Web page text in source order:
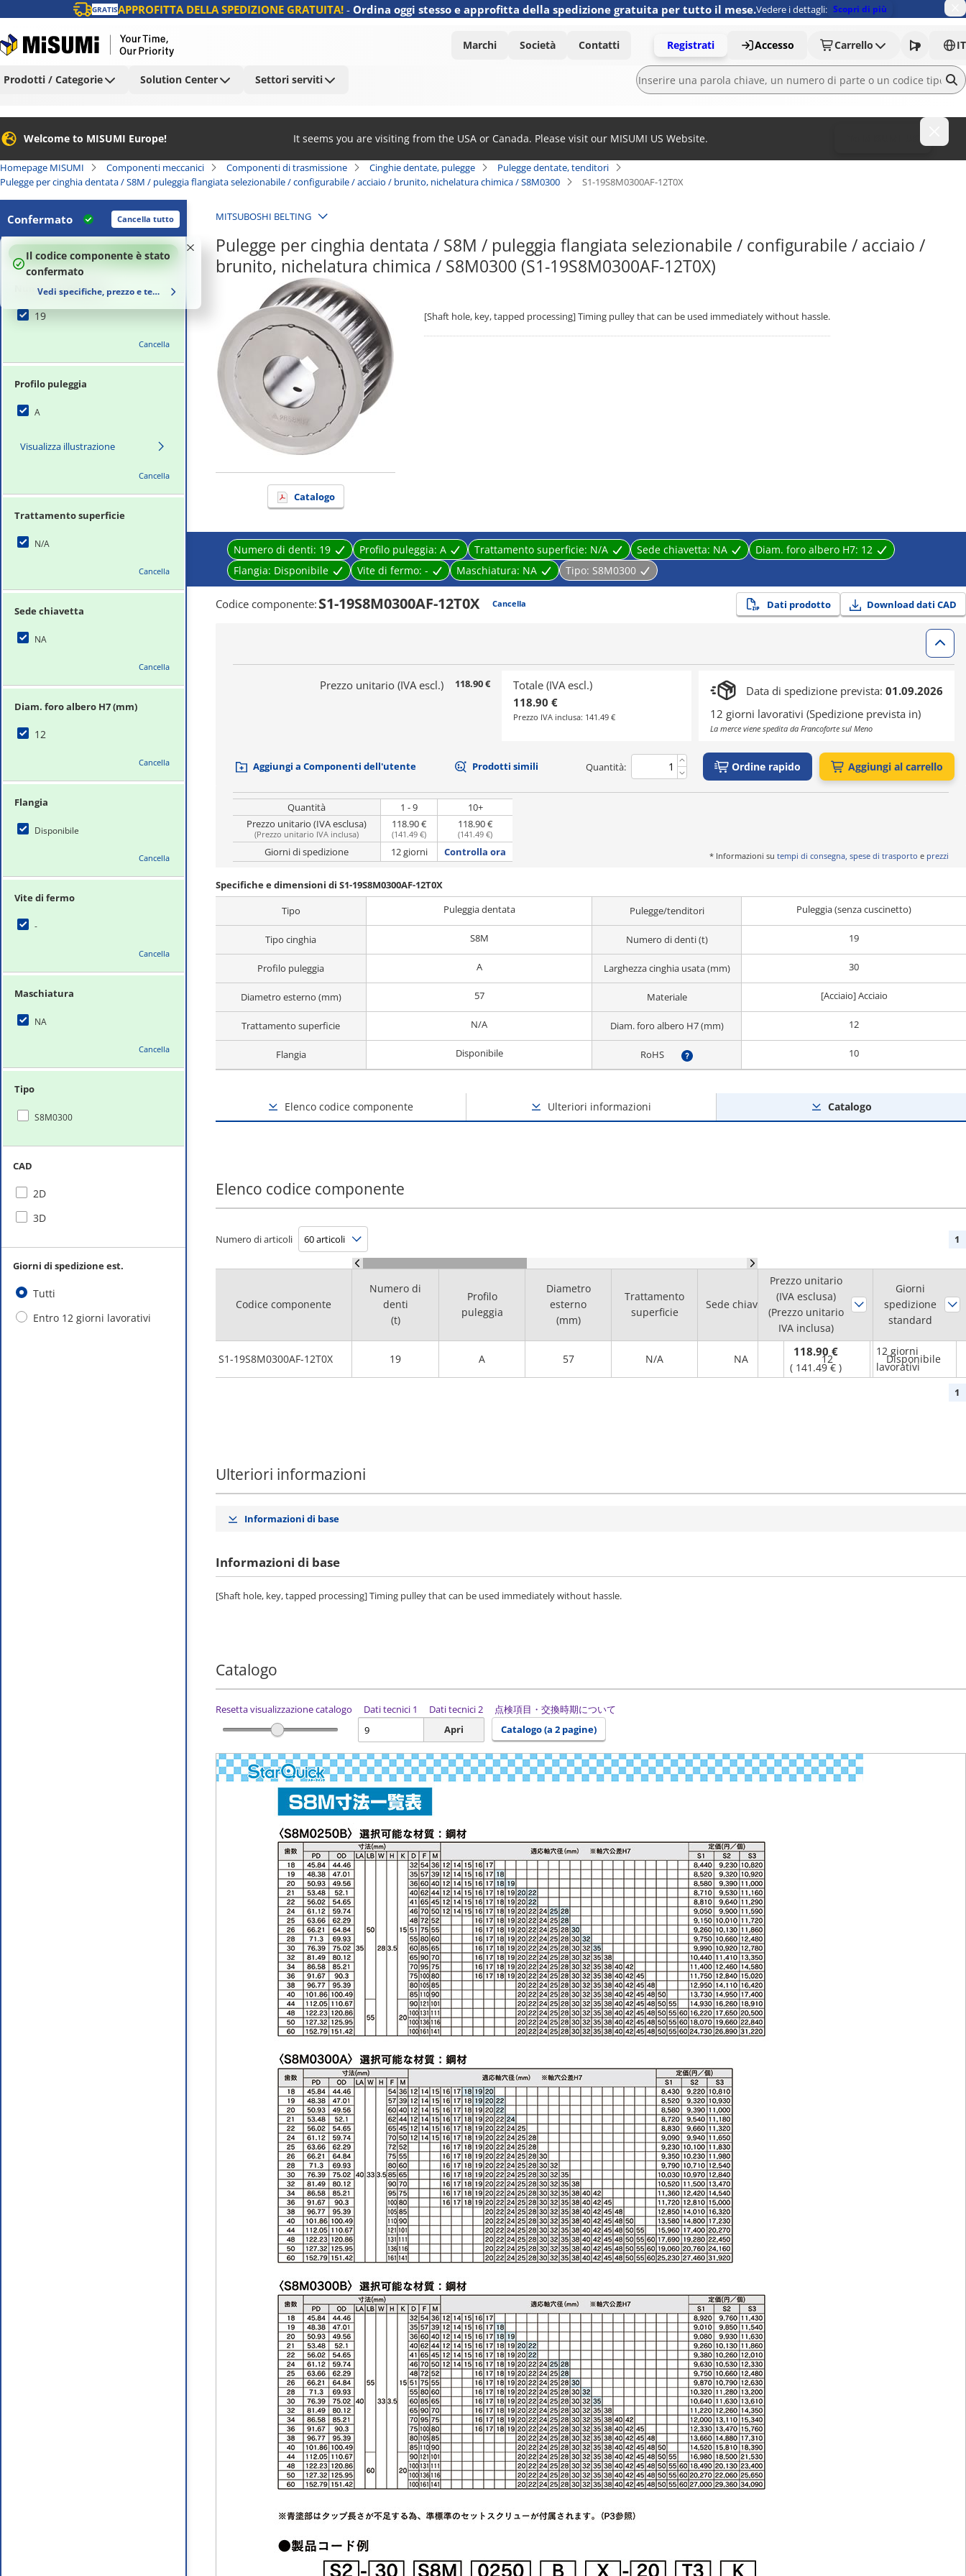
GRATISAPPROFITTA DELLA SPEDIZIONE GRATUITA! - Ordina oggi stesso e approfitta della spedizione gratuita per tutto il mese.Vedere i dettagli: Scopri di più
Marchi Società Contatti Registrati Accesso Carrello IT
Prodotti / Categorie Solution Center Settori serviti
Welcome to MISUMI Europe! It seems you are visiting from the USA or Canada. Please visit our MISUMI US Website.
Homepage MISUMI Componenti meccanici Componenti di trasmissione Cinghie dentate, pulegge
Pulegge dentate, tenditori
Pulegge per cinghia dentata / S8M / puleggia flangiata selezionabile / configurabile / acciaio / brunito, nichelatura chimica / S8M0300
S1-19S8M0300AF-12T0X
Confermato Cancella tutto
100%
Il codice componente è stato
confermato
Vedi specifiche, prezzo e tempi di consegna
Numero di denti (t)
19
Cancella
Profilo puleggia
A
Visualizza illustrazione
Cancella
Trattamento superficie
N/A
Cancella
Sede chiavetta
NA
Cancella
Diam. foro albero H7 (mm)
12
Cancella
Flangia
Disponibile
Cancella
Vite di fermo
-
Cancella
Maschiatura
NA
Cancella
Tipo
S8M0300
CAD
2D
3D
Giorni di spedizione est.
Tutti
Entro 12 giorni lavorativi
MITSUBOSHI BELTING
Pulegge per cinghia dentata / S8M / puleggia flangiata selezionabile / configurabile / acciaio /
brunito, nichelatura chimica / S8M0300 (S1-19S8M0300AF-12T0X)
Catalogo
[Shaft hole, key, tapped processing] Timing pulley that can be used immediately without hassle.
Numero di denti: 19 Profilo puleggia: A Trattamento superficie: N/A Sede chiavetta: NA Diam. foro albero H7: 12
Flangia: Disponibile Vite di fermo: - Maschiatura: NA Tipo: S8M0300
Codice componente: S1-19S8M0300AF-12T0X Cancella Dati prodotto Download dati CAD
Prezzo unitario (IVA escl.) 118.90 €
Totale (IVA escl.)
118.90 €
Prezzo IVA inclusa: 141.49 €
Data di spedizione prevista: 01.09.2026
12 giorni lavorativi (Spedizione prevista in)
La merce viene spedita da Francoforte sul Meno
Aggiungi a Componenti dell'utente Prodotti simili Quantità: Ordine rapido Aggiungi al carrello
Quantità 1 - 9
10+
Prezzo unitario (IVA esclusa)
(Prezzo unitario IVA inclusa)
118.90 €
(141.49 €)
118.90 €
(141.49 €)
Giorni di spedizione 12 giorni Controlla ora * Informazioni su tempi di consegna, spese di trasporto e prezzi
Specifiche e dimensioni di S1-19S8M0300AF-12T0X
Tipo
Puleggia dentata Pulegge/tenditori Puleggia (senza cuscinetto)
Tipo cinghia S8M Numero di denti (t) 19
Profilo puleggia A Larghezza cinghia usata (mm) 30
Diametro esterno (mm) 57 Materiale [Acciaio] Acciaio
Trattamento superficie N/A Diam. foro albero H7 (mm) 12
Flangia Disponibile RoHS 10
Elenco codice componente Ulteriori informazioni Catalogo
Elenco codice componente
Numero di articoli 1
Codice componente
S1-19S8M0300AF-12T0X
Numero di
denti
(t)
Profilo
puleggia
Diametro
esterno
(mm)
Trattamento
superficie
Sede chiavetta
Diam. foro
albero H7
(mm)
Flangia
19 A 57 N/A NA 12 Disponibile
Prezzo unitario
(IVA esclusa)
(Prezzo unitario
IVA inclusa)
Giorni
spedizione
standard
118.90 €
( 141.49 € )
12 giorni
lavorativi
1
Ulteriori informazioni
Informazioni di base
Informazioni di base
[Shaft hole, key, tapped processing] Timing pulley that can be used immediately without hassle.
Catalogo
Resetta visualizzazione catalogo Dati tecnici 1 Dati tecnici 2
点検項目・交換時期について
Apri
Catalogo (a 2 pagine)